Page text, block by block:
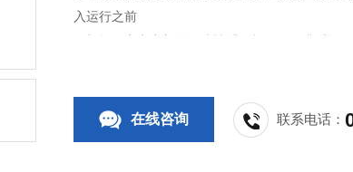
入运行之前
及根据国家电力部的预防性试验规程，要求对运
逐相进行测量。
在线咨询 联系电话：